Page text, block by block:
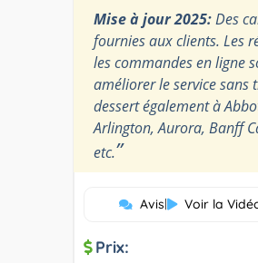
Mise à jour 2025:Des
fournies aux clients. Les
les commandes en ligne
améliorer le service sans
dessert également à
Arlington, Aurora, Banff
etc.”
Avis| Voir la
Prix: